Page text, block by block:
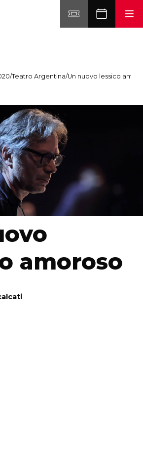
/Teatro Argentina/Un nuovo lessico
amoroso